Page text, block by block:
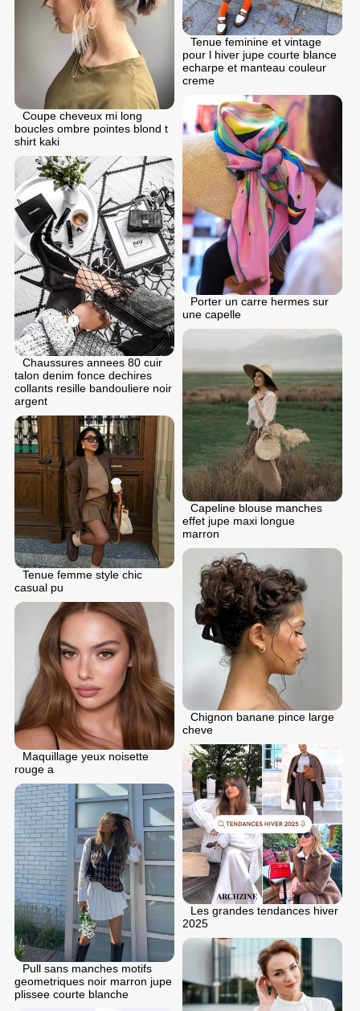
Tenue feminine et vintage
pour l hiver jupe courte blance
echarpe et manteau couleur
creme
Coupe cheveux mi long
boucles ombre pointes blond t
shirt kaki
Porter un carre hermes sur
une capelle
Chaussures annees 80 cuir
talon denim fonce dechires
collants resille bandouliere noir
argent
Capeline blouse manches
effet jupe maxi longue
marron
Tenue femme style chic
casual pu
Chignon banane pince large
cheve
Maquillage yeux noisette
rouge a
Les grandes tendances hiver
2025
Pull sans manches motifs
geometriques noir marron jupe
plissee courte blanche